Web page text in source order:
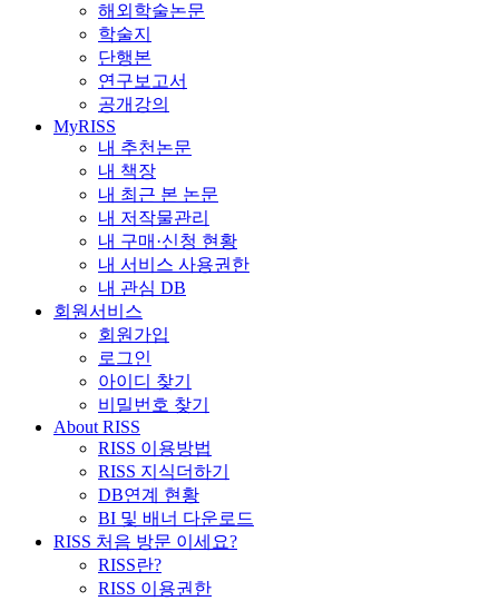
해외학술논문
학술지
단행본
연구보고서
공개강의
MyRISS
내 추천논문
내 책장
내 최근 본 논문
내 저작물관리
내 구매·신청 현황
내 서비스 사용권한
내 관심 DB
회원서비스
회원가입
로그인
아이디 찾기
비밀번호 찾기
About RISS
RISS 이용방법
RISS 지식더하기
DB연계 현황
BI 및 배너 다운로드
RISS 처음 방문 이세요?
RISS란?
RISS 이용권한